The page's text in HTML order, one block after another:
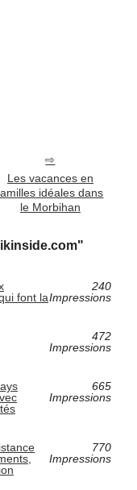
Les vacances en
idéales dans
le Morbihan
font la
240
Impressions
472
Impressions
665
Impressions
770
Impressions